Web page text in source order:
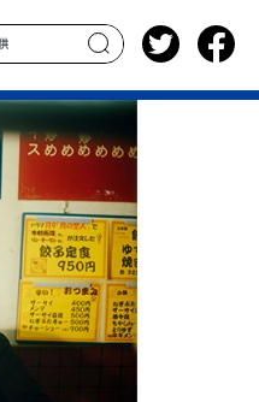
search